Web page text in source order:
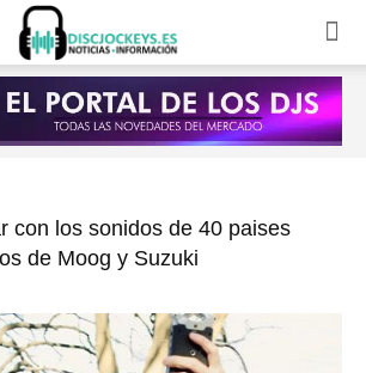
con los sonidos de 40 paises
de Moog y Suzuki